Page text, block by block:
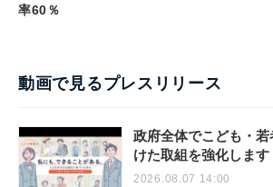
率60％
動画で見るプレスリリース
政府全体でこども・
けた取組を強化します
2026.08.07 14:00